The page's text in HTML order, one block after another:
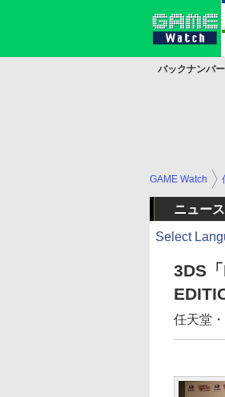
バックナンバー
GAME Watch
ニュース
Select
3DS
任天堂